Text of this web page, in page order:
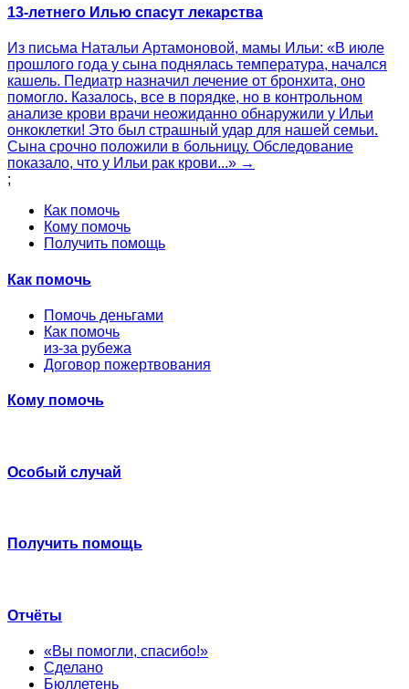
13-летнего Илью спасут лекарства
Из письма Натальи Артамоновой, мамы Ильи: «В июле
прошлого года у сына поднялась температура, начался
кашель. Педиатр назначил лечение от бронхита, оно
помогло. Казалось, все в порядке, но в контрольном
анализе крови врачи неожиданно обнаружили у Ильи
онкоклетки! Это был страшный удар для нашей семьи.
Сына срочно положили в больницу. Обследование
показало, что у Ильи рак крови...» →
;
Как помочь
Кому помочь
Получить помощь
Как помочь
Помочь деньгами
Как помочь
из-за рубежа
Договор пожертвования
Кому помочь
Особый случай
Получить помощь
Отчёты
«Вы помогли, спасибо!»
Сделано
Бюллетень